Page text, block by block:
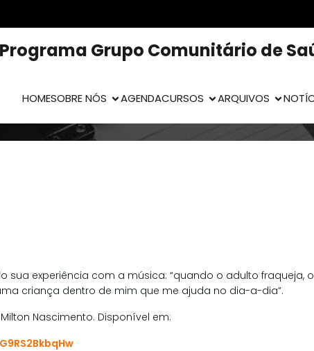
Programa Grupo Comunitário de
HOMESOBRE NÓS AGENDACURSOS ARQUIVOS
sua experiência com a música: “quando o adulto fraqueja,
criança dentro de mim que me ajuda no dia-a-dia”.
Nascimento. Disponível em: